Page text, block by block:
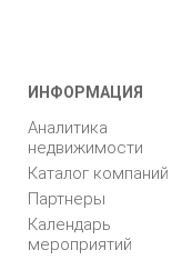
ИНФОРМАЦИЯ
Аналитика
недвижимости
Каталог компаний
Партнеры
Календарь
мероприятий